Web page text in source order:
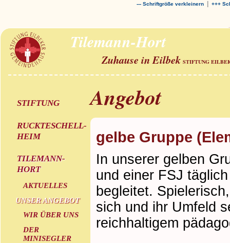
--- Schriftgröße verkleinern | +++
Tilemann-Hort
Zuhause in Eilbek STIFTUNG
STIFTUNG
RUCKTESCHELL-
HEIM
TILEMANN-
HORT
AKTUELLES
UNSER ANGEBOT
WIR ÜBER UNS
DER
MINISEGLER
Angebot
gelbe Gruppe
In unserer gelben
und einer FSJ
begleitet.
sich und ihr Umfeld
reichhaltigem